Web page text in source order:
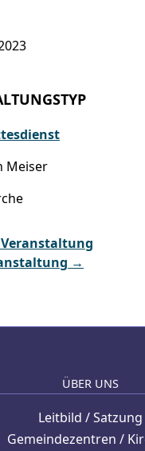
Meiser
→
ÜBER UNS
Leitbild / Satzung
Gemeindezentren /